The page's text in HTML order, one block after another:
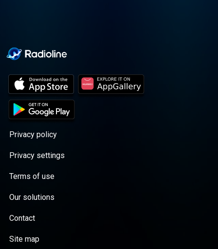
Privacy policy
Privacy settings
Terms of use
Our solutions
Contact
Site map